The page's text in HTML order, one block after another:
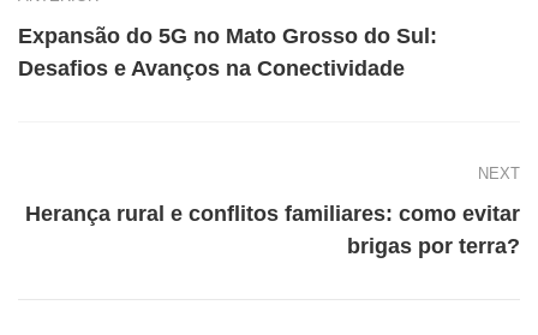
Expansão do 5G no Mato Grosso do Sul:
Desafios e Avanços na Conectividade
NEXT
Herança rural e conflitos familiares: como evitar
brigas por terra?